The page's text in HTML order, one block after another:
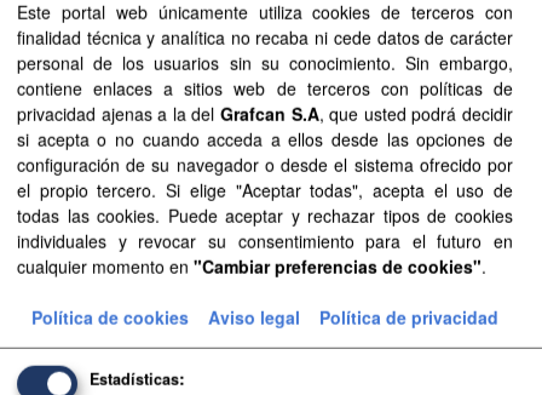
Formatos: CSV TIFF PDF
Grupos:
Medio ambiente
Filtrar Resultados
PIMA Adapta Costas Canarias
Los Planes de Impulso al Medioambiente (PIMA) se
Climático. El PIMA Adapta fue puesto en marcha en 2016.
TIFF GeoPackage
Este portal web únicamente utiliza cookies de terceros con
finalidad técnica y analítica no recaba ni cede datos de carácter
personal de los usuarios sin su conocimiento. Sin embargo,
contiene enlaces a sitios web de terceros con políticas de
privacidad ajenas a la del Grafcan S.A, que usted podrá decidir
si acepta o no cuando acceda a ellos desde las opciones de
configuración de su navegador o desde el sistema ofrecido por
el propio tercero. Si elige "Aceptar todas", acepta el uso de
todas las cookies. Puede aceptar y rechazar tipos de cookies
individuales y revocar su consentimiento para el futuro en
cualquier momento en "Cambiar preferencias de cookies".
Política de cookies Aviso legal Política de privacidad
Estadísticas